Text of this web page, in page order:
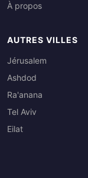
À propos
AUTRES VILLES
Jérusalem
Ashdod
Ra'anana
Tel Aviv
Eilat